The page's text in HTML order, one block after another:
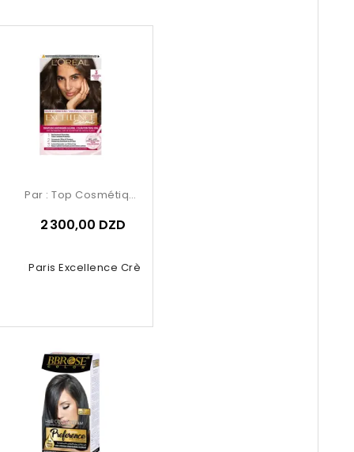
Paris Excellence Crème –...
Par : Top Cosmétiques
2 300,00 DZD